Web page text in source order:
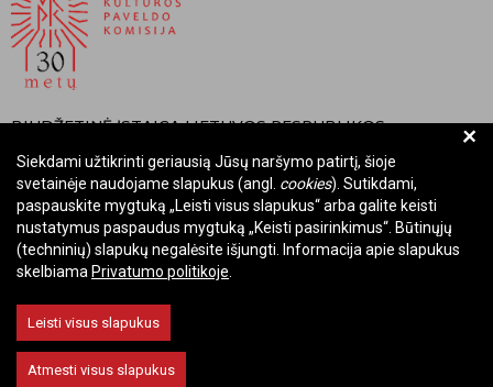
BIUDŽETINĖ ĮSTAIGA LIETUVOS RESPUBLIKOS
VALSTYBINĖ KULTŪROS PAVELDO KOMISIJA
Įmonės kodas: Juridinių asmenų registre 288700520
Adresas: Rūdninkų g. 13, 01135 Vilnius
Telefonas: +370 699 13972
El. paštas: komisija@vkpk.lt
+
Siekdami užtikrinti geriausią Jūsų naršymo patirtį, šioje
svetainėje naudojame slapukus (angl. cookies). Sutikdami,
paspauskite mygtuką „Leisti visus slapukus“ arba galite keisti
nustatymus paspaudus mygtuką „Keisti pasirinkimus“. Būtinųjų
(techninių) slapukų negalėsite išjungti. Informacija apie slapukus
skelbiama Privatumo politikoje
Leisti visus slapukus
Atmesti visus slapukus